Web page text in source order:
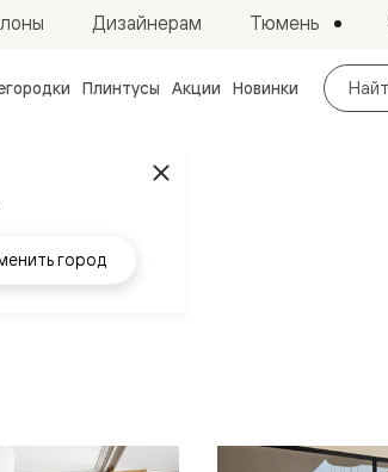
Поиск
по
сайту
Плинтусы Акции Новинки
Дизайнерам Тюмень
город